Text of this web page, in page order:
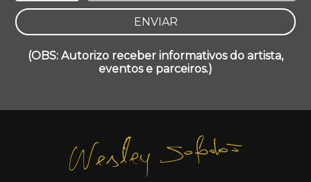
(OBS: Autorizo receber informativos do artista,
eventos e parceiros.)